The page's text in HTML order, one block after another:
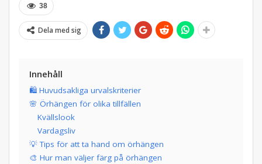
38
Dela med sig
Innehåll
🛍️ Huvudsakliga urvalskriterier
🌸 Örhängen för olika tillfällen
Kvällslook
Vardagsliv
💡 Tips för att ta hand om örhängen
🎨 Hur man väljer färg på örhängen